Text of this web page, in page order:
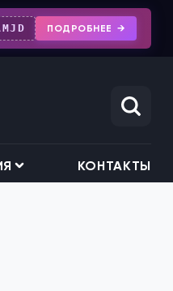
ПОДРОБНЕЕ
КОНТАКТЫ